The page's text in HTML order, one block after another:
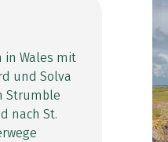
in Wales mit
und Solva
Strumble
nach St.